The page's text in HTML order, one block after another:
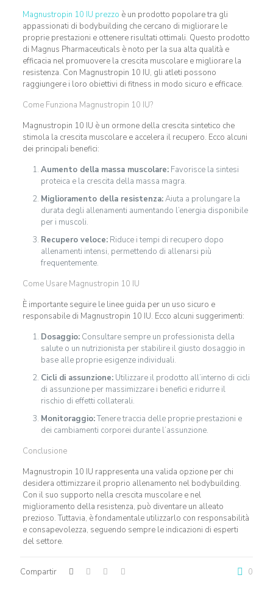
Magnustropin 10 IU prezzo è un prodotto popolare tra gli
appassionati di bodybuilding che cercano di migliorare le
proprie prestazioni e ottenere risultati ottimali. Questo prodotto
di Magnus Pharmaceuticals è noto per la sua alta qualità e
efficacia nel promuovere la crescita muscolare e migliorare la
resistenza. Con Magnustropin 10 IU, gli atleti possono
raggiungere i loro obiettivi di fitness in modo sicuro e efficace.
Come Funziona Magnustropin 10 IU?
Magnustropin 10 IU è un ormone della crescita sintetico che
stimola la crescita muscolare e accelera il recupero. Ecco alcuni
dei principali benefici:
Aumento della massa muscolare:Favorisce la sintesi
proteica e la crescita della massa magra.
Miglioramento della resistenza:Aiuta a prolungare la
durata degli allenamenti aumentando l’energia disponibile
per i muscoli.
Recupero veloce:Riduce i tempi di recupero dopo
allenamenti intensi, permettendo di allenarsi più
frequentemente.
Come Usare Magnustropin 10 IU
È importante seguire le linee guida per un uso sicuro e
responsabile di Magnustropin 10 IU. Ecco alcuni suggerimenti:
Dosaggio:Consultare sempre un professionista della
salute o un nutrizionista per stabilire il giusto dosaggio in
base alle proprie esigenze individuali.
Cicli di assunzione:Utilizzare il prodotto all’interno di cicli
di assunzione per massimizzare i benefici e ridurre il
rischio di effetti collaterali.
Monitoraggio:Tenere traccia delle proprie prestazioni e
dei cambiamenti corporei durante l’assunzione.
Conclusione
Magnustropin 10 IU rappresenta una valida opzione per chi
desidera ottimizzare il proprio allenamento nel bodybuilding.
Con il suo supporto nella crescita muscolare e nel
miglioramento della resistenza, può diventare un alleato
prezioso. Tuttavia, è fondamentale utilizzarlo con responsabilità
e consapevolezza, seguendo sempre le indicazioni di esperti
del settore.
Compartir 0